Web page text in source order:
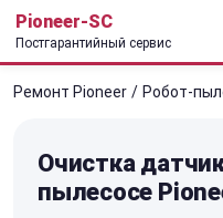
Pioneer-SC
Постгарантийный сервис
Ремонт Pioneer / Робот-
Очистка
пылесосе